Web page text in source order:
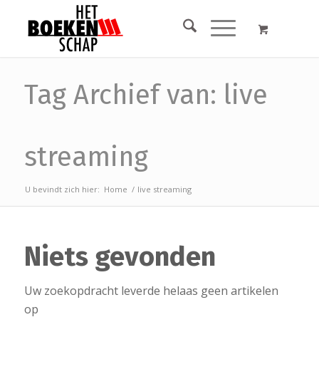
Tag Archief van: live
streaming
U bevindt zich hier: Home / live streaming
Niets gevonden
Uw zoekopdracht leverde helaas geen artikelen
op